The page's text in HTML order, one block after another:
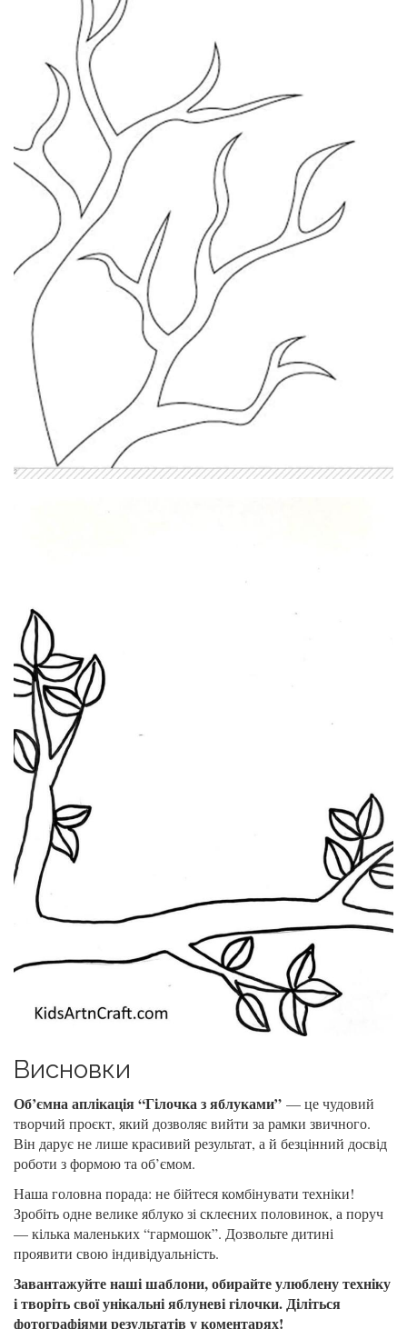
Висновки
Об’ємна аплікація “Гілочка з яблуками” — це чудовий
творчий проєкт, який дозволяє вийти за рамки звичного.
Він дарує не лише красивий результат, а й безцінний досвід
роботи з формою та об’ємом.
Наша головна порада: не бійтеся комбінувати техніки!
Зробіть одне велике яблуко зі склеєних половинок, а поруч
— кілька маленьких “гармошок”. Дозвольте дитині
проявити свою індивідуальність.
Завантажуйте наші шаблони, обирайте улюблену техніку
і творіть свої унікальні яблуневі гілочки. Діліться
фотографіями результатів у коментарях!